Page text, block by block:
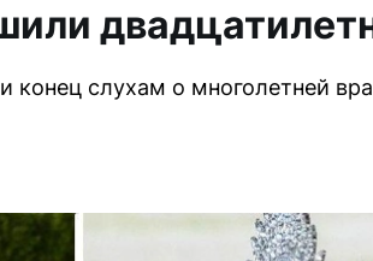
слухам о многолетней